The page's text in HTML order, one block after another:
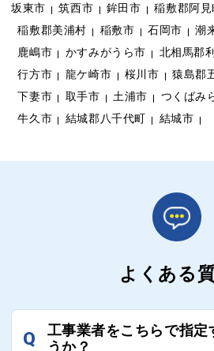
坂東市 筑西市 鉾田市 稲敷郡阿見
稲敷郡美浦村
稲敷市 石岡市 潮
鹿嶋市
かすみがうら市 北相馬郡
行方市
龍ケ崎市 桜川市 猿島郡
下妻市
取手市 土浦市 つくばみ
牛久市
結城郡八千代町 結城市
よくある
Q
工事業者をこちらで指定
うか？